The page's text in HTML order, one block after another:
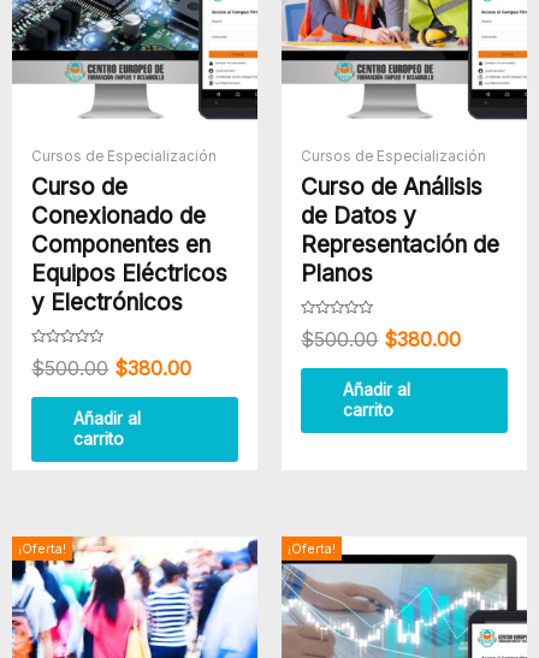
Cursos de Especialización
Curso de
Conexionado de
Componentes en
Equipos Eléctricos
y Electrónicos
Valorado
con
de
$500.00 $380.00
Añadir al
carrito
Cursos de Especialización
Curso de Análisis
de Datos y
Representación de
Planos
Valorado
con
de
$500.00 $380.00
Añadir al
carrito
¡Oferta!
El
precio
original
era:
$500.00.
El
precio
actual
es:
$380.00.
¡Oferta!
precio
original
era:
$300.00.
precio
actual
es:
$250.00.